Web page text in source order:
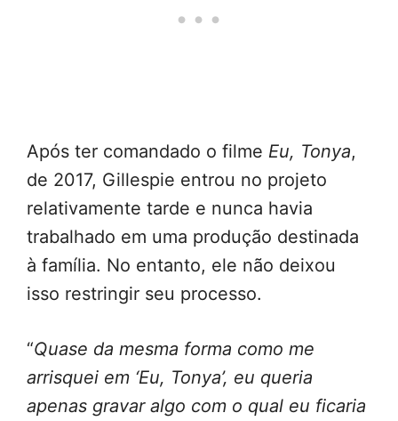
Após ter comandado o filme Eu, Tonya,
de 2017, Gillespie entrou no projeto
relativamente tarde e nunca havia
trabalhado em uma produção destinada
à família. No entanto, ele não deixou
isso restringir seu processo.
“Quase da mesma forma como me
arrisquei em ‘Eu, Tonya’, eu queria
apenas gravar algo com o qual eu ficaria